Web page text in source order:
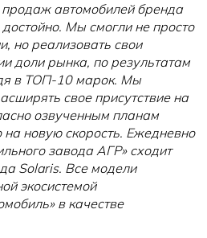
автомобилей бренда
Мы смогли не просто
но реализовать свои
доли рынка, по результатам
в ТОП-10 марок. Мы
свое присутствие на
озвученным планам
новую скорость. Ежедневно
завода АГР» сходит
Solaris. Все модели
экосистемой
в качестве